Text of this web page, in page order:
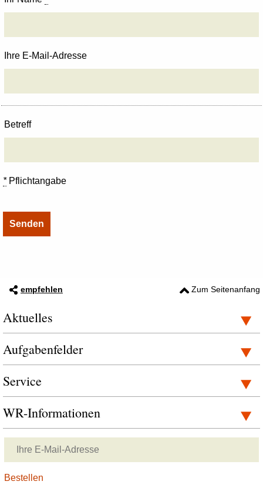
Ihre E-Mail-Adresse
Betreff
*Pflichtangabe
empfehlen Zum Seitenanfang
Aktuelles
Aufgabenfelder
Service
WR-Informationen